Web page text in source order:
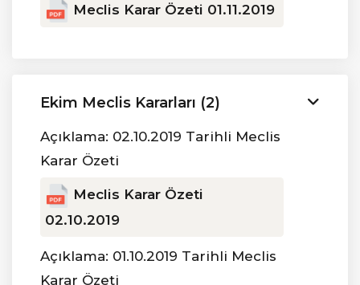
Meclis Karar Özeti 01.11.2019
Ekim Meclis Kararları (2)
Açıklama: 02.10.2019 Tarihli Meclis
Karar Özeti
Meclis Karar Özeti
02.10.2019
Açıklama: 01.10.2019 Tarihli Meclis
Karar Özeti